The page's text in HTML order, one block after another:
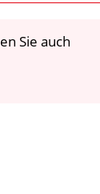
Sie auch